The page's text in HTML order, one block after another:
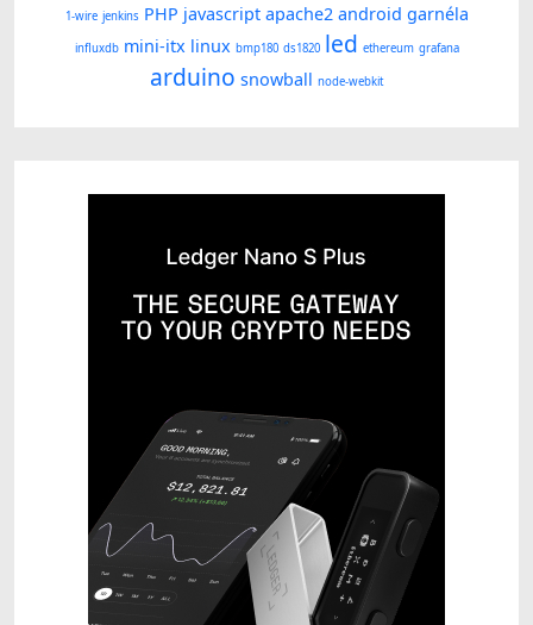
1-wire jenkins PHP javascript apache2 android garnéla
influxdb mini-itx linux bmp180 ds1820 led ethereum grafana
arduino snowball node-webkit